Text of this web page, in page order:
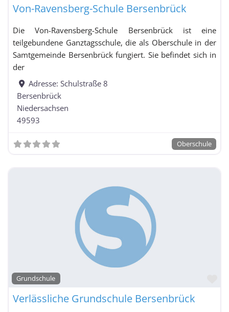
Von-Ravensberg-Schule Bersenbrück
Die Von-Ravensberg-Schule Bersenbrück ist eine
teilgebundene Ganztagsschule, die als Oberschule in der
Samtgemeinde Bersenbrück fungiert. Sie befindet sich in
der
Adresse: Schulstraße 8
Bersenbrück
Niedersachsen
49593
Oberschule
Grundschule
Verlässliche Grundschule Bersenbrück